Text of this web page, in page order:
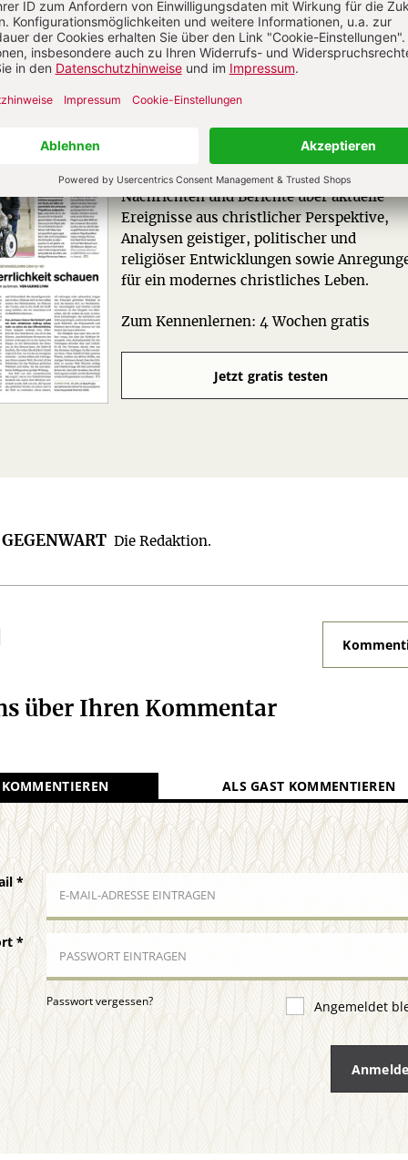
CHRIST IN DER GEGENWART IM ABO
Unsere Wochenzeitschrift bietet Ihnen
Nachrichten und Berichte über aktuelle
Ereignisse aus christlicher Perspektive,
Analysen geistiger, politischer und
religiöser Entwicklungen sowie
für ein modernes christliches Leben.
Zum Kennenlernen: 4 Wochen gratis
Jetzt gratis testen
Die Redaktion.
über Ihren Kommentar
ALS GAST KOMMENTIEREN
*
*
Passwort vergessen? Angemeldet